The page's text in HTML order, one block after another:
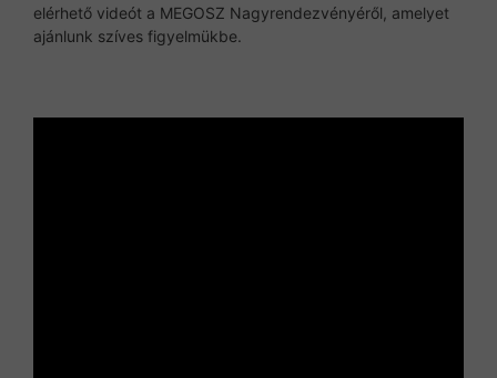
elérhető videót a MEGOSZ Nagyrendezvényéről, amelyet
ajánlunk szíves figyelmükbe.